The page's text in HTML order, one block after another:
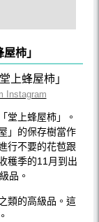
柿」
Instagram
堂上蜂屋柿」。
」的保存樹當作
行不要的花苞跟
穫季的11月到出
品。
類的高級品。這